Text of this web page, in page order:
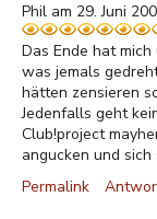
Phil am 29. Juni
Das Ende hat
was jemals
hätten zensieren
Jedenfalls geht
Club!project
angucken und
Permalink